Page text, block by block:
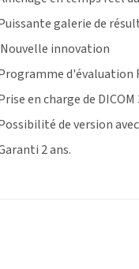
galerie de
Nouvelle innovation
d'évaluation
en charge de DICOM
de version
2 ans.